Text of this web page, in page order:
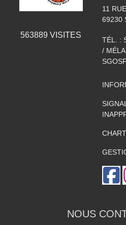
563889 VISITES
11
69230
TÉL. :
/
NOUS